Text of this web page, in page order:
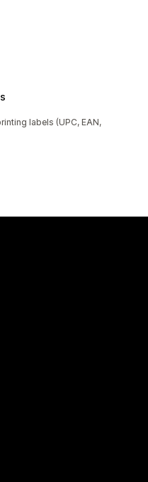
labels (UPC, EAN,